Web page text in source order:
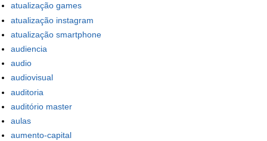
atualização games
atualização instagram
atualização smartphone
audiencia
audio
audiovisual
auditoria
auditório master
aulas
aumento-capital